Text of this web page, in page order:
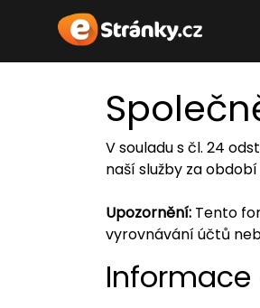
V souladu s čl. 24
naší služby za období
Upozornění: Tento
vyrovnávání účtů